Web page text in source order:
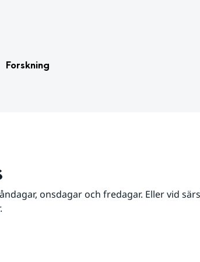
Forskning
onsdagar och fredagar. Eller vid